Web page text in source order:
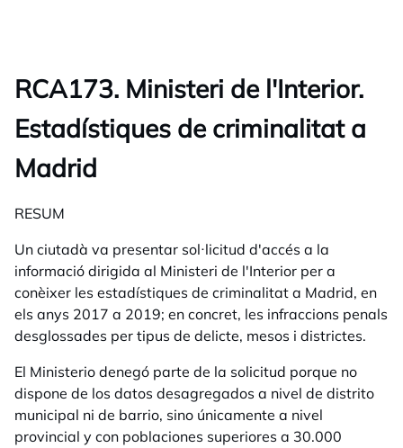
RCA173. Ministeri de l'Interior.
Estadístiques de criminalitat a
Madrid
RESUM
Un ciutadà va presentar sol·licitud d'accés a la
informació dirigida al Ministeri de l'Interior per a
conèixer les estadístiques de criminalitat a Madrid, en
els anys 2017 a 2019; en concret, les infraccions penals
desglossades per tipus de delicte, mesos i districtes.
El Ministerio denegó parte de la solicitud porque no
dispone de los datos desagregados a nivel de distrito
municipal ni de barrio, sino únicamente a nivel
provincial y con poblaciones superiores a 30.000